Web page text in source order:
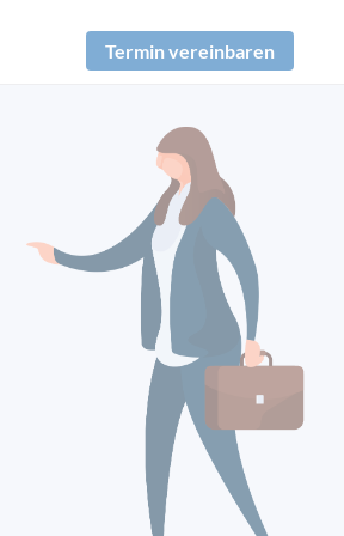
Termin vereinbaren